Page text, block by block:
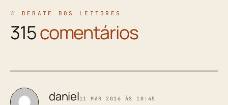
※ DEBATE DOS LEITORES
315comentários
daniel11 MAR 2016 ÀS 10:45